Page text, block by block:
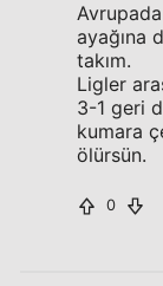
ayağına
takım.
Ligler
3-1 geri
kumara
ölürsün.
0